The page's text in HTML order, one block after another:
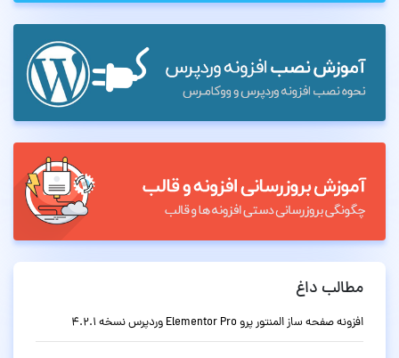
مطالب داغ
افزونه صفحه ساز المنتور پرو Elementor Pro وردپرس نسخه 4.2.1